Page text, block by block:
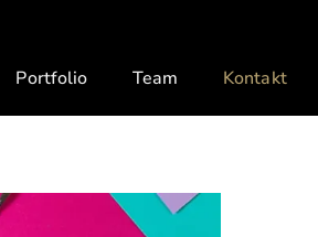
Portfolio Team Kontakt